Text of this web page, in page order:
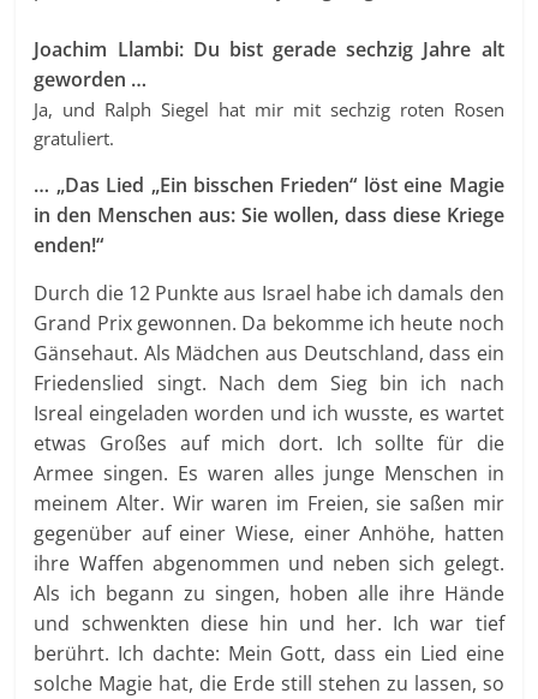
Joachim Llambi: Du bist gerade sechzig Jahre alt
geworden …
Ja, und Ralph Siegel hat mir mit sechzig roten Rosen
gratuliert.
… „Das Lied „Ein bisschen Frieden“ löst eine Magie
in den Menschen aus: Sie wollen, dass diese Kriege
enden!“
Durch die 12 Punkte aus Israel habe ich damals den
Grand Prix gewonnen. Da bekomme ich heute noch
Gänsehaut. Als Mädchen aus Deutschland, dass ein
Friedenslied singt. Nach dem Sieg bin ich nach
Isreal eingeladen worden und ich wusste, es wartet
etwas Großes auf mich dort. Ich sollte für die
Armee singen. Es waren alles junge Menschen in
meinem Alter. Wir waren im Freien, sie saßen mir
gegenüber auf einer Wiese, einer Anhöhe, hatten
ihre Waffen abgenommen und neben sich gelegt.
Als ich begann zu singen, hoben alle ihre Hände
und schwenkten diese hin und her. Ich war tief
berührt. Ich dachte: Mein Gott, dass ein Lied eine
solche Magie hat, die Erde still stehen zu lassen, so